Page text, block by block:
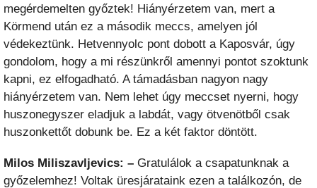
megérdemelten győztek! Hiányérzetem van, mert a
Körmend után ez a második meccs, amelyen jól
védekeztünk. Hetvennyolc pont dobott a Kaposvár, úgy
gondolom, hogy a mi részünkről amennyi pontot szoktunk
kapni, ez elfogadható. A támadásban nagyon nagy
hiányérzetem van. Nem lehet úgy meccset nyerni, hogy
huszonegyszer eladjuk a labdát, vagy ötvenötből csak
huszonkettőt dobunk be. Ez a két faktor döntött.
Milos Miliszavljevics: – Gratulálok a csapatunknak a
győzelemhez! Voltak üresjárataink ezen a találkozón, de